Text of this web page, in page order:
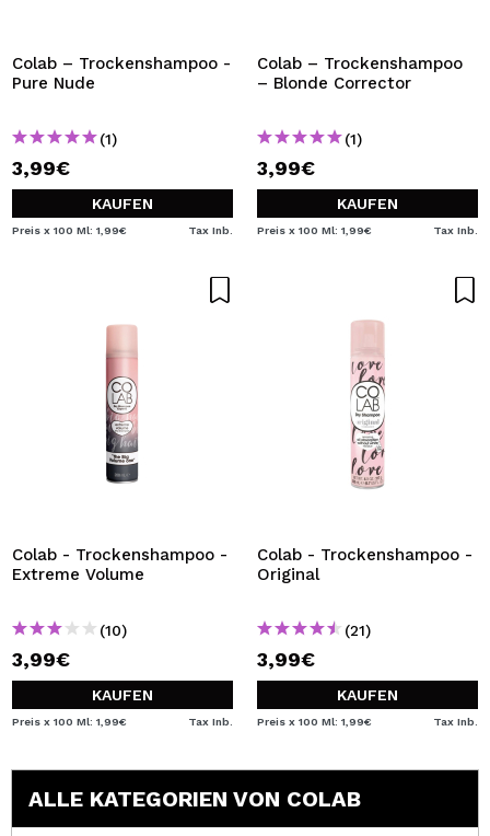
Colab – Trockenshampoo -
Pure Nude
(1)
3,99€
KAUFEN
Preis x 100 Ml: 1,99€ Tax Inb.
Colab – Trockenshampoo
– Blonde Corrector
(1)
3,99€
KAUFEN
Preis x 100 Ml: 1,99€ Tax Inb.
Colab - Trockenshampoo -
Extreme Volume
(10)
3,99€
KAUFEN
Preis x 100 Ml: 1,99€ Tax Inb.
Colab - Trockenshampoo -
Original
(21)
3,99€
KAUFEN
Preis x 100 Ml: 1,99€ Tax Inb.
ALLE KATEGORIEN VON COLAB